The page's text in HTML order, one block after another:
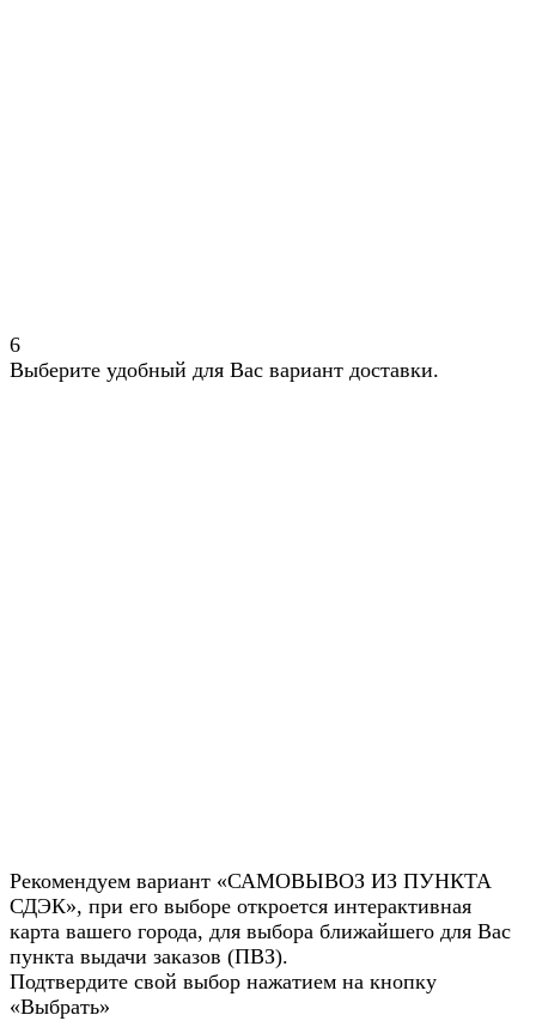
6
Выберите удобный для Вас вариант доставки.
Рекомендуем вариант «САМОВЫВОЗ ИЗ ПУНКТА
СДЭК», при его выборе откроется интерактивная
карта вашего города, для выбора ближайшего для Вас
пункта выдачи заказов (ПВЗ).
Подтвердите свой выбор нажатием на кнопку
«Выбрать»